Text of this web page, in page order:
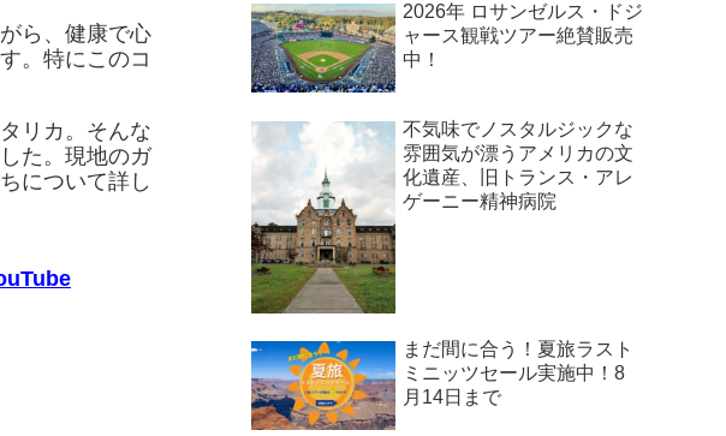
ら、健康で心
。特にこのコ
リカ。そんな
た。現地のガ
について詳し
2026年 ロサンゼルス・ドジ
ャース観戦ツアー絶賛販売
中！
不気味でノスタルジックな
雰囲気が漂うアメリカの文
化遺産、旧トランス・アレ
ゲーニー精神病院
まだ間に合う！夏旅ラスト
ミニッツセール実施中！8
月14日まで